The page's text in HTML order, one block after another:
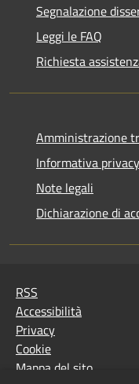
Segnalazione
Leggi le FAQ
Richiesta
Amministrazione
Informativa privacy
Note legali
Dichiarazione di
RSS
Accessibilità
Privacy
Cookie
Mappa del sito